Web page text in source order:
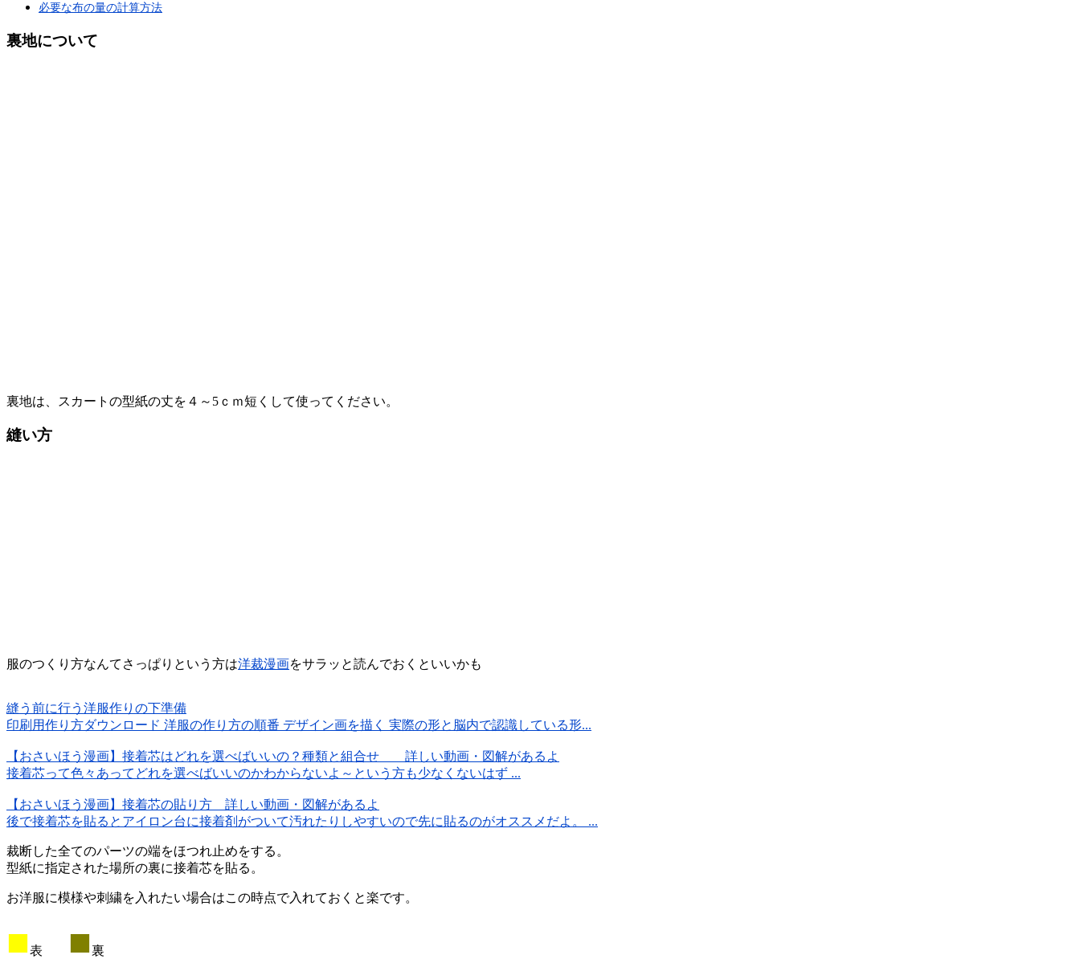
必要な布の量の計算方法
裏地について
裏地は、スカートの型紙の丈を４～5ｃｍ短くして使ってください。
縫い方
服のつくり方なんてさっぱりという方は洋裁漫画をサラッと読んでおくといいかも
縫う前に行う洋服作りの下準備
印刷用作り方ダウンロード 洋服の作り方の順番 デザイン画を描く 実際の形と脳内で認識している形...
【おさいほう漫画】接着芯はどれを選べばいいの？種類と組合せ 詳しい動画・図解があるよ
接着芯って色々あってどれを選べばいいのかわからないよ～という方も少なくないはず ...
【おさいほう漫画】接着芯の貼り方 詳しい動画・図解があるよ
後で接着芯を貼るとアイロン台に接着剤がついて汚れたりしやすいので先に貼るのがオススメだよ。 ...
裁断した全てのパーツの端をほつれ止めをする。
型紙に指定された場所の裏に接着芯を貼る。
お洋服に模様や刺繍を入れたい場合はこの時点で入れておくと楽です。
■表 ■裏